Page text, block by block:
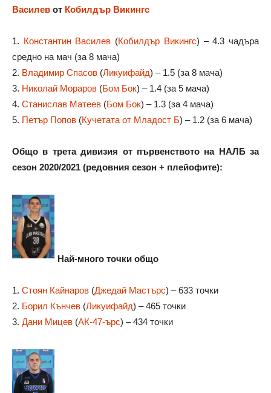
Василев от Кобилдър Викингс
1. Константин Василев (Кобилдър Викингс) – 4.3 чадъра
средно на мач (за 8 мача)
2. Владимир Спасов (Ликуифайд) – 1.5 (за 8 мача)
3. Николай Мораров (Бом Бок) – 1.4 (за 5 мача)
4. Станислав Матеев (Бом Бок) – 1.3 (за 4 мача)
5. Петър Попов (Кучетата от Младост Б) – 1.2 (за 6 мача)
Общо в трета дивизия от първенството на НАЛБ за
сезон 2020/2021 (редовния сезон + плейофите):
Най-много точки общо
1. Стоян Кайнаров (Джедай Мастърс) – 633 точки
2. Борил Кънчев (Ликуифайд) – 465 точки
3. Дани Мицев (АК-47-ърс) – 434 точки